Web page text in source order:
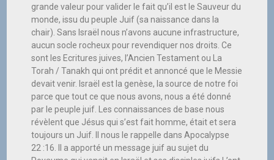
grande valeur pour valider le fait qu’il est le Sauveur du
monde, issu du peuple Juif (sa naissance dans la
chair). Sans Israël nous n’avons aucune infrastructure,
aucun socle rocheux pour revendiquer nos droits. Ce
sont les Ecritures juives, l’Ancien Testament ou La
Torah / Tanakh qui ont prédit et annoncé que le Messie
devait venir. Israël est la genèse, la source de notre foi
parce que tout ce que nous avons, nous a été donné
par le peuple juif. Les connaissances de base nous
révèlent que Jésus qui s’est fait homme, était et sera
toujours un Juif. Il nous le rappelle dans Apocalypse
22 :16. Il a apporté un message juif au sujet du